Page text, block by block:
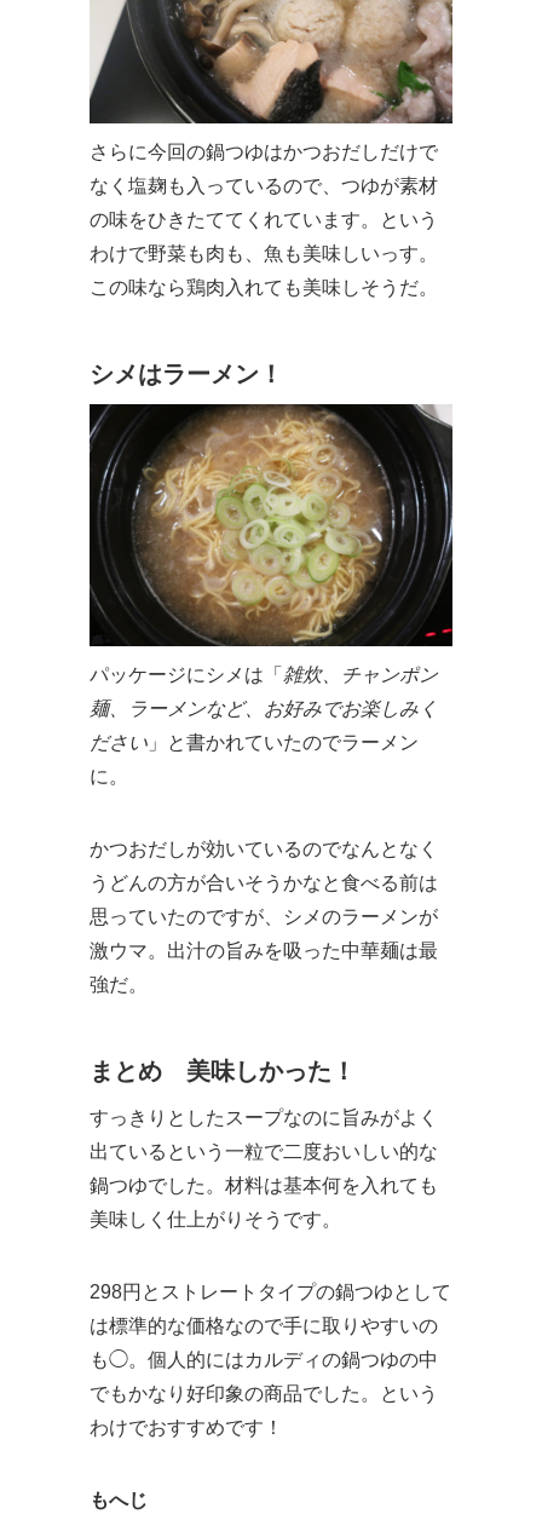
さらに今回の鍋つゆはかつおだしだけで
なく塩麹も入っているので、つゆが素材
の味をひきたててくれています。という
わけで野菜も肉も、魚も美味しいっす。
この味なら鶏肉入れても美味しそうだ。
シメはラーメン！
パッケージにシメは「 雑炊、チャンポン
麺、ラーメンなど、お好みでお楽しみく
ださい 」と書かれていたのでラーメン
に。
かつおだしが効いているのでなんとなく
うどんの方が合いそうかなと食べる前は
思っていたのですが、シメのラーメンが
激ウマ。出汁の旨みを吸った中華麺は最
強だ。
まとめ 美味しかった！
すっきりとしたスープなのに旨みがよく
出ているという一粒で二度おいしい的な
鍋つゆでした。材料は基本何を入れても
美味しく仕上がりそうです。
298円とストレートタイプの鍋つゆとして
は標準的な価格なので手に取りやすいの
も◯。個人的にはカルディの鍋つゆの中
でもかなり好印象の商品でした。という
わけでおすすめです！
もへじ